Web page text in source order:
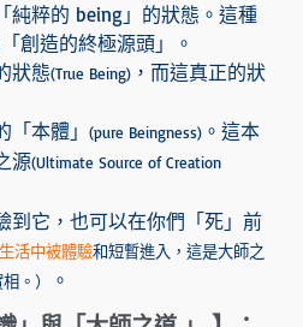
純粹的 being」的狀態。這種
創造的終極源頭」。
狀態(True Being) ，而這真正的狀
本體」
(pure Beingness) 。這本
源(Ultimate Source of Creation
到它，也可以在你們「死」前
活中被體驗和短暫進入，這是大師之
。）
。